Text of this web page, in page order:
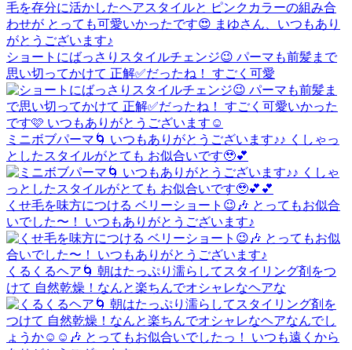
ショートにばっさりスタイルチェンジ😉 パーマも前髪まで
思い切ってかけて 正解✅だったね！ すごく可愛
ミニボブパーマ🌀 いつもありがとうございます♪♪ くしゃっ
としたスタイルがとても お似合いです🥹💕
くせ毛を味方につける ベリーショート😉🎶 とってもお似合
いでした〜！ いつもありがとうございます♪
くるくるヘア🌀 朝はたっぷり濡らしてスタイリング剤をつ
けて 自然乾燥！なんと楽ちんでオシャレなヘアな